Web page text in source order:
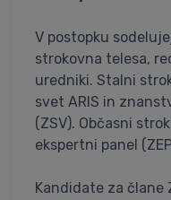
V postopku
strokovna telesa,
uredniki. Stalni
svet ARIS in
(ZSV). Občasni
ekspertni panel
Kandidate za člane